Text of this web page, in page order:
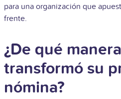
para una organización que
frente.
¿De qué
transformó su
nómina?